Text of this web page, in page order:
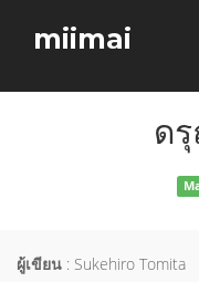
miimai
ด
ผู้เขียน : Sukehiro Tomita